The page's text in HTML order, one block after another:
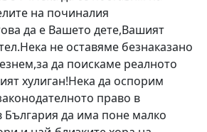
на починалия
да е Вашето дете,Вашият
не оставяме безнаказано
да поискаме реалното
хулиган!Нека да оспорим
право в
България да има поне малко